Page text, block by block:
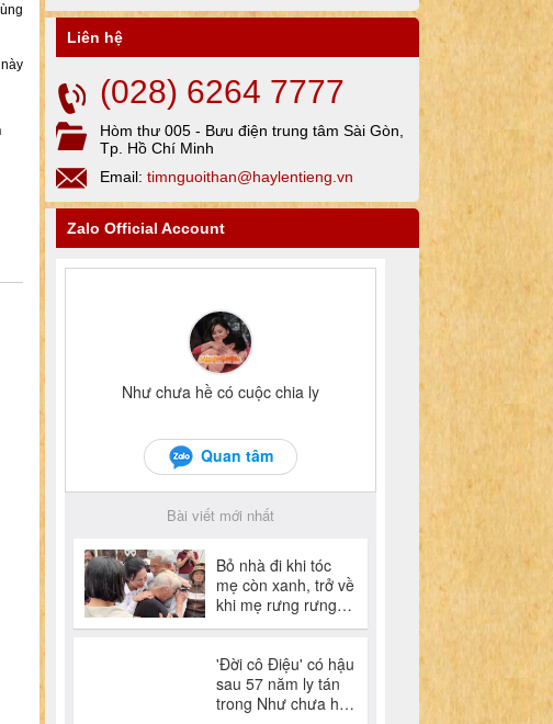
Liên hệ
(028) 6264 7777
Hòm thư 005 - Bưu điện trung tâm Sài Gòn,
Tp. Hồ Chí Minh
Email: timnguoithan@haylentieng.vn
Zalo Official Account